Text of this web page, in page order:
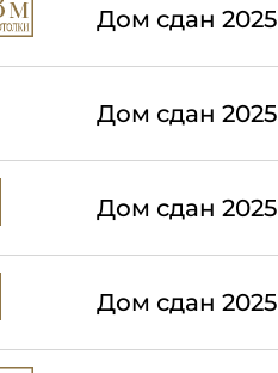
Дом сдан 2025
Дом сдан 2025
Дом сдан 2025
Дом сдан 2025